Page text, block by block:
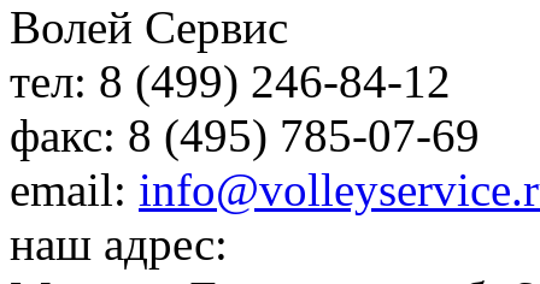
Волей Сервис
тел: 8 (499) 246-84-12
факс: 8 (495) 785-07-69
email:
наш адрес: